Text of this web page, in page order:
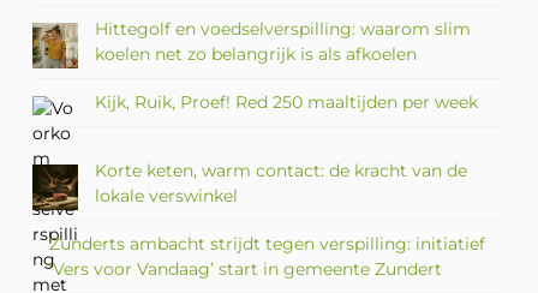
Hittegolf en voedselverspilling: waarom slim
koelen net zo belangrijk is als afkoelen
Kijk, Ruik, Proef! Red 250 maaltijden per week
Korte keten, warm contact: de kracht van de
lokale verswinkel
Zunderts ambacht strijdt tegen verspilling: initiatief
‘Vers voor Vandaag’ start in gemeente Zundert